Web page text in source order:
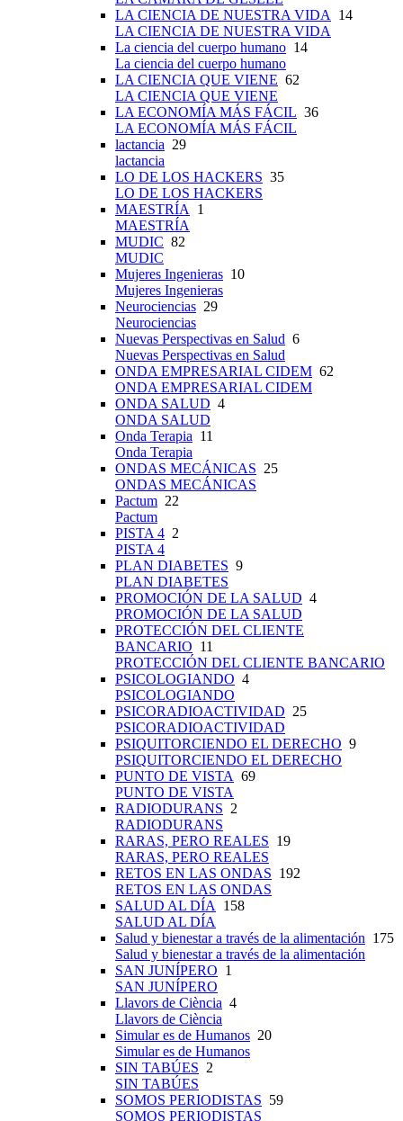
LA CIENCIA DE NUESTRA VIDA
14
LA CIENCIA DE NUESTRA VIDA
La ciencia del cuerpo humano 14
La ciencia del cuerpo humano
LA CIENCIA QUE VIENE 62
LA CIENCIA QUE VIENE
LA ECONOMÍA MÁS FÁCIL 36
LA ECONOMÍA MÁS FÁCIL
lactancia 29
lactancia
LO DE LOS HACKERS 35
LO DE LOS HACKERS
MAESTRÍA
1
MAESTRÍA
MUDIC 82
MUDIC
Mujeres Ingenieras 10
Mujeres Ingenieras
Neurociencias 29
Neurociencias
Nuevas Perspectivas en Salud 6
Nuevas Perspectivas en Salud
ONDA EMPRESARIAL CIDEM 62
ONDA EMPRESARIAL CIDEM
ONDA SALUD 4
ONDA SALUD
Onda Terapia 11
Onda Terapia
ONDAS MECÁNICAS 25
ONDAS MECÁNICAS
Pactum 22
Pactum
PISTA 4 2
PISTA 4
PLAN DIABETES 9
PLAN DIABETES
PROMOCIÓN DE LA SALUD 4
PROMOCIÓN DE LA SALUD
PROTECCIÓN DEL CLIENTE
BANCARIO 11
PROTECCIÓN DEL CLIENTE BANCARIO
PSICOLOGIANDO 4
PSICOLOGIANDO
PSICORADIOACTIVIDAD 25
PSICORADIOACTIVIDAD
PSIQUITORCIENDO EL DERECHO 9
PSIQUITORCIENDO EL DERECHO
PUNTO DE VISTA 69
PUNTO DE VISTA
RADIODURANS 2
RADIODURANS
RARAS, PERO REALES 19
RARAS, PERO REALES
RETOS EN LAS ONDAS 192
RETOS EN LAS ONDAS
SALUD AL DÍA
158
SALUD AL DÍA
Salud y bienestar a través de la alimentación 175
Salud y bienestar a través de la alimentación
SAN JUNÍPERO 1
SAN JUNÍPERO
Llavors de Ciència 4
Llavors de Ciència
Simular es de Humanos 20
Simular es de Humanos
SIN TABÚES 2
SIN TABÚES
SOMOS PERIODISTAS 59
SOMOS PERIODISTAS